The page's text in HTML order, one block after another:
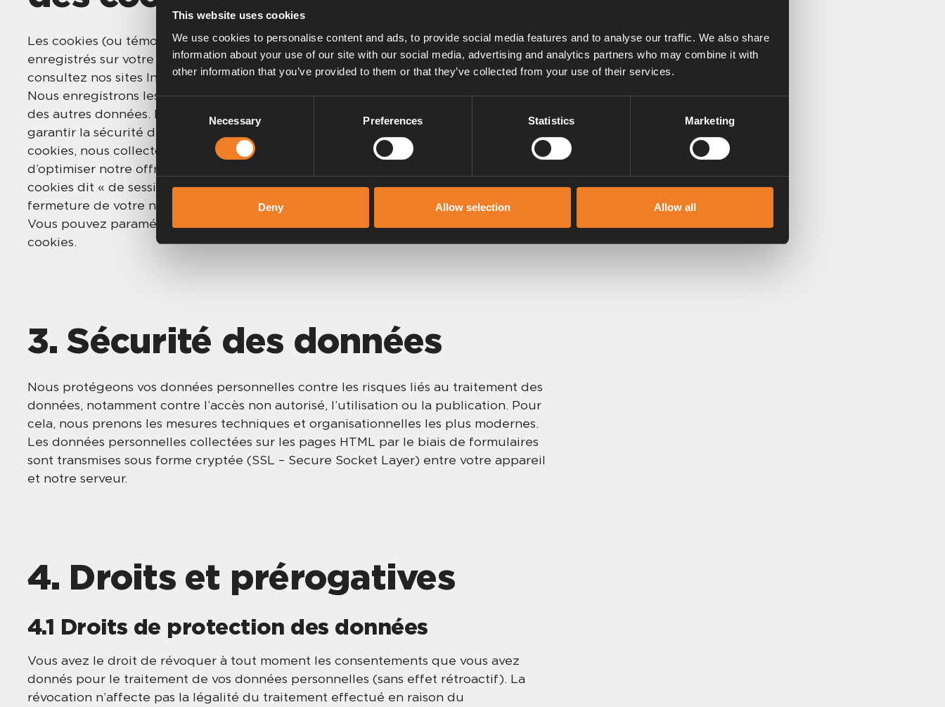
This website uses cookies
We use cookies to personalise content and ads, to provide social media features and to analyse our traffic. We also share
information about your use of our site with our social media, advertising and analytics partners who may combine it with
other information that you’ve provided to them or that they’ve collected from your use of their services.
Consent
Selection
Necessary Preferences Statistics Marketing
Deny Allow selection Allow all
Les cookies (ou témoins de connexion) sont de petits fichiers texte qui sont
enregistrés sur votre appareil. Ils permettent de gérer votre accès quand vous
consultez nos sites Internet.
Nous enregistrons les données collectées par l’intermédiaire des cookies séparément
des autres données. Nous ne traitons ces données que pour établir des statistiques,
garantir la sécurité du système et apporter des améliorations techniques. Avec les
cookies, nous collectons également des informations qui nous permettent
d’optimiser notre offre en fonction de vos besoins. Nous utilisons exclusivement des
cookies dit « de session ». Ces derniers ne restent sur votre appareil que jusqu’à la
fermeture de votre navigateur Internet. Ils sont alors supprimés automatiquement.
Vous pouvez paramétrer votre navigateur pour interdire l’enregistrement de
cookies.
3. Sécurité des données
Nous protégeons vos données personnelles contre les risques liés au traitement des
données, notamment contre l’accès non autorisé, l’utilisation ou la publication. Pour
cela, nous prenons les mesures techniques et organisationnelles les plus modernes.
Les données personnelles collectées sur les pages HTML par le biais de formulaires
sont transmises sous forme cryptée (SSL – Secure Socket Layer) entre votre appareil
et notre serveur.
4. Droits et prérogatives
4.1 Droits de protection des données
Vous avez le droit de révoquer à tout moment les consentements que vous avez
donnés pour le traitement de vos données personnelles (sans effet rétroactif). La
révocation n’affecte pas la légalité du traitement effectué en raison du